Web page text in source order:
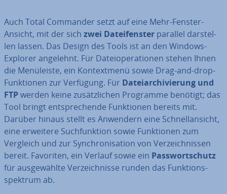
Auch Total Commander setzt auf eine Mehr-Fenster-
Ansicht, mit der sich zwei Da­tei­fens­ter parallel dar­stel­
len lassen. Das Design des Tools ist an den Windows-
Explorer angelehnt. Für Da­tei­ope­ra­tio­nen stehen Ihnen
die Me­nü­leis­te, ein Kon­text­me­nü sowie Drag-and-drop-
Funk­tio­nen zur Verfügung. Für Da­tei­ar­chi­vie­rung und
FTPwerden keine zu­sätz­li­chen Programme benötigt; das
Tool bringt ent­spre­chen­de Funk­tio­nen bereits mit.
Darüber hinaus stellt es Anwendern eine Schnell­an­sicht,
eine erweitere Such­funk­ti­on sowie Funk­tio­nen zum
Vergleich und zur Syn­chro­ni­sa­ti­on von Ver­zeich­nis­sen
bereit. Favoriten, ein Verlauf sowie ein Pass­wort­schutz
für aus­ge­wähl­te Ver­zeich­nis­se runden das Funk­ti­ons­
spek­trum ab.